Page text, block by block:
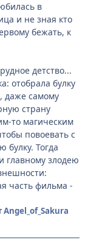
в
и не зная кто
бежать, к
детство...
отобрала булку
даже самому
страну
то магическим
повоевать с
булку. Тогда
главному злодею
часть фильма -
Angel_of_Sakura